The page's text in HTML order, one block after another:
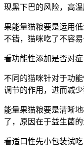
现黑下巴的风险，高
果能量猫粮要是运用
不错，猫咪吃了不容
看功能性添加是否对症
不同的猫咪针对于功
调节的作用，进而减
能量果猫粮要是清晰
了，原因在于益生菌
看适口性先小包装试吃